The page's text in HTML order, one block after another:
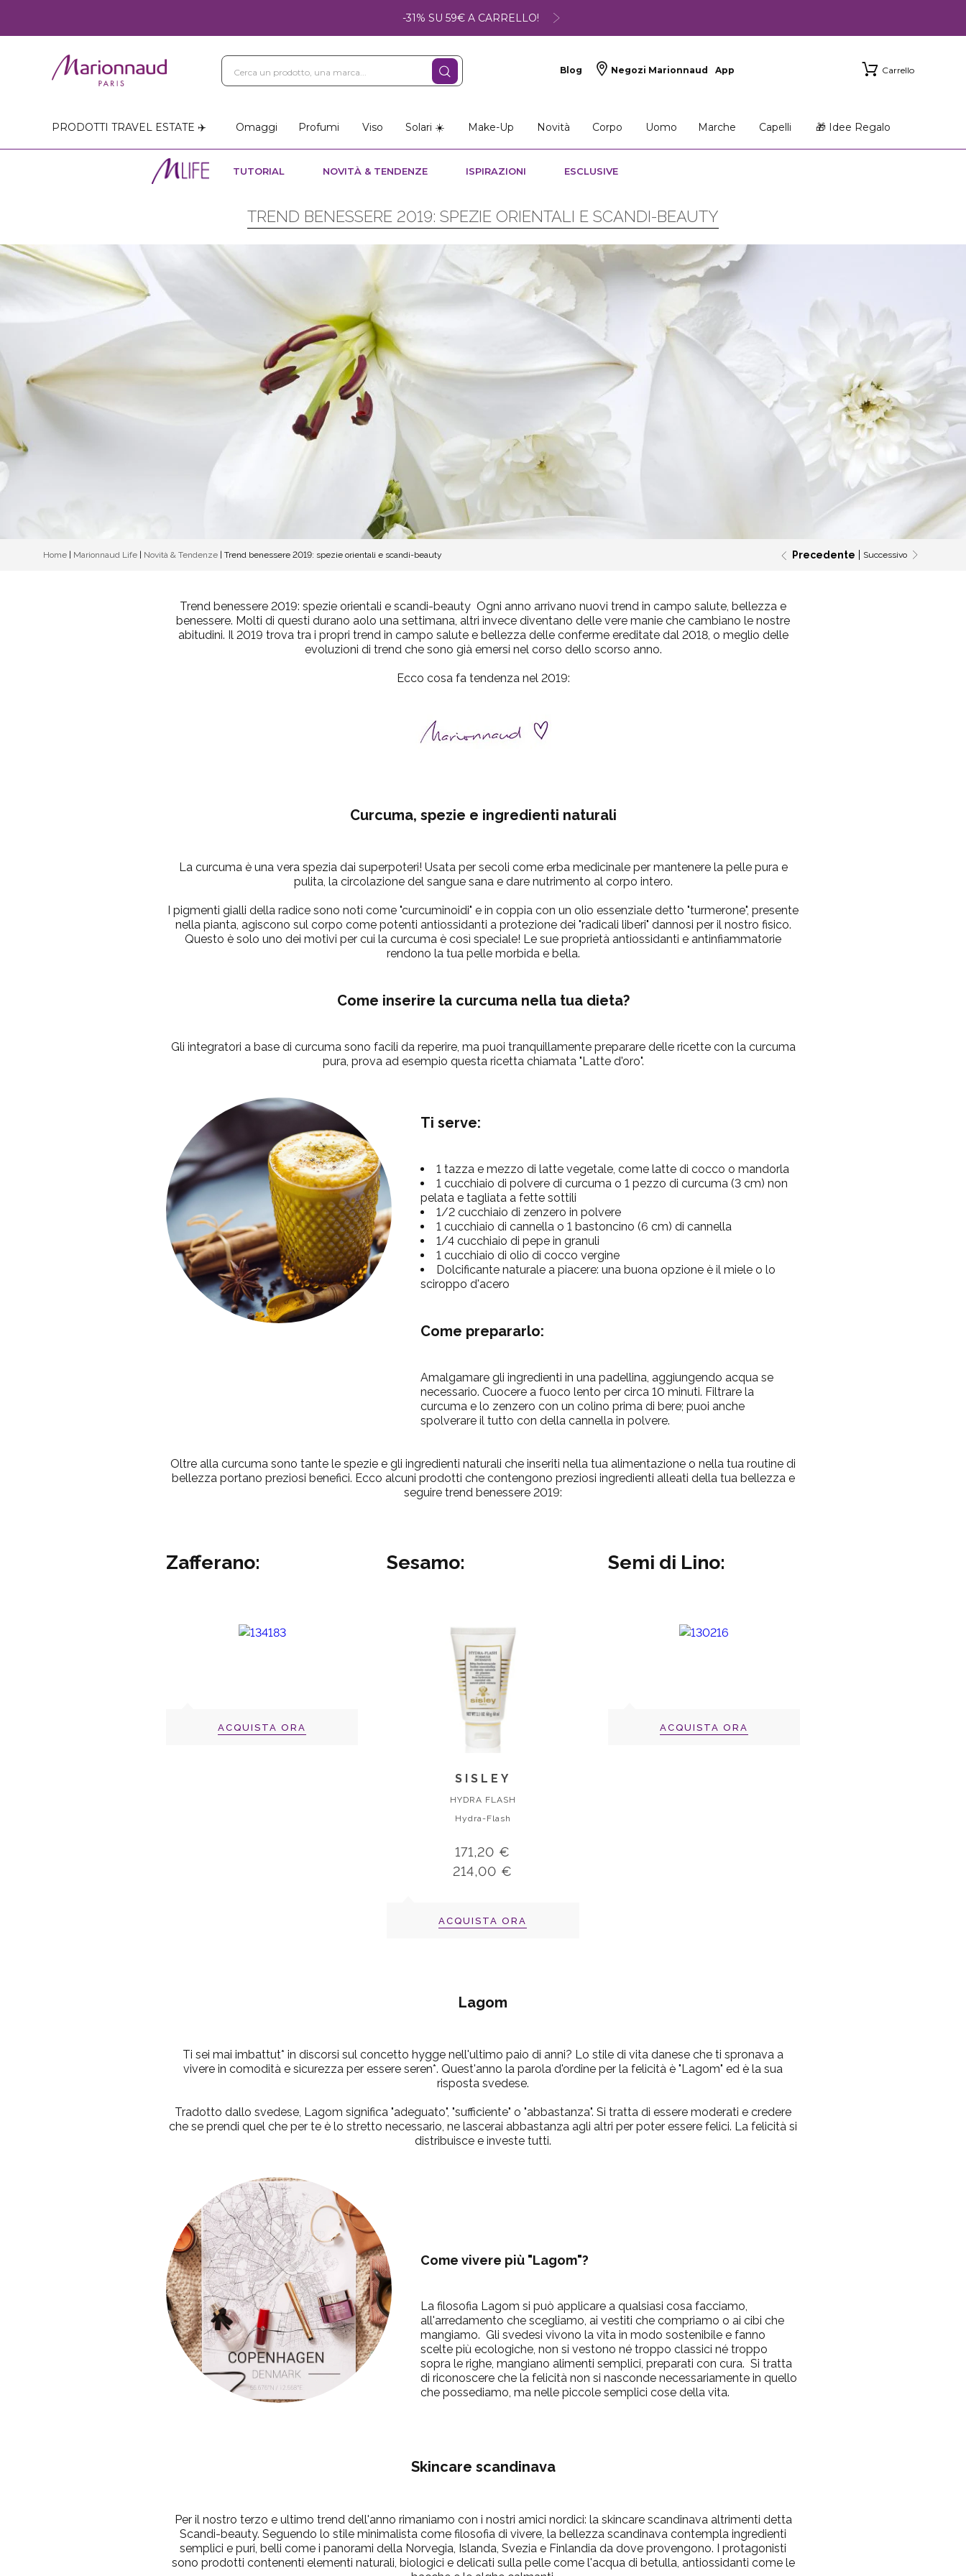
-31% SU 59€ A CARRELLO!
Blog Negozi Marionnaud App Carrello
PRODOTTI TRAVEL ESTATE ✈️ Omaggi Profumi Viso Solari ☀️ Make-Up Novità Corpo Uomo Marche Capelli 🎁 Idee Regalo
TUTORIAL NOVITÀ & TENDENZE ISPIRAZIONI ESCLUSIVE
TREND BENESSERE 2019: SPEZIE ORIENTALI E SCANDI-BEAUTY
Home Marionnaud Life Novità & Tendenze Trend benessere 2019: spezie orientali e scandi-beauty Precedente Successivo
Trend benessere 2019: spezie orientali e scandi-beauty Ogni anno arrivano nuovi trend in campo salute, bellezza e
benessere. Molti di questi durano aolo una settimana, altri invece diventano delle vere manie che cambiano le nostre
abitudini. Il 2019 trova tra i propri trend in campo salute e bellezza delle conferme ereditate dal 2018, o meglio delle
evoluzioni di trend che sono già emersi nel corso dello scorso anno.
Ecco cosa fa tendenza nel 2019:
Curcuma, spezie e ingredienti naturali
La curcuma è una vera spezia dai superpoteri! Usata per secoli come erba medicinale per mantenere la pelle pura e
pulita, la circolazione del sangue sana e dare nutrimento al corpo intero.
I pigmenti gialli della radice sono noti come "curcuminoidi" e in coppia con un olio essenziale detto "turmerone", presente
nella pianta, agiscono sul corpo come potenti antiossidanti a protezione dei "radicali liberi" dannosi per il nostro fisico.
Questo è solo uno dei motivi per cui la curcuma è così speciale! Le sue proprietà antiossidanti e antinfiammatorie
rendono la tua pelle morbida e bella.
Come inserire la curcuma nella tua dieta?
Gli integratori a base di curcuma sono facili da reperire, ma puoi tranquillamente preparare delle ricette con la curcuma
pura, prova ad esempio questa ricetta chiamata "Latte d'oro".
Ti serve:
1 tazza e mezzo di latte vegetale, come latte di cocco o mandorla
1 cucchiaio di polvere di curcuma o 1 pezzo di curcuma (3 cm) non
pelata e tagliata a fette sottili
1/2 cucchiaio di zenzero in polvere
1 cucchiaio di cannella o 1 bastoncino (6 cm) di cannella
1/4 cucchiaio di pepe in granuli
1 cucchiaio di olio di cocco vergine
Dolcificante naturale a piacere: una buona opzione è il miele o lo
sciroppo d'acero
Come prepararlo:
Amalgamare gli ingredienti in una padellina, aggiungendo acqua se
necessario. Cuocere a fuoco lento per circa 10 minuti. Filtrare la
curcuma e lo zenzero con un colino prima di bere; puoi anche
spolverare il tutto con della cannella in polvere.
Oltre alla curcuma sono tante le spezie e gli ingredienti naturali che inseriti nella tua alimentazione o nella tua routine di
bellezza portano preziosi benefici. Ecco alcuni prodotti che contengono preziosi ingredienti alleati della tua bellezza e
seguire trend benessere 2019:
Zafferano:
ACQUISTA ORA
Sesamo:
SISLEY
HYDRA FLASH
Hydra-Flash
171,20 €
214,00 €
ACQUISTA ORA
Semi di Lino:
ACQUISTA ORA
Lagom
Ti sei mai imbattut* in discorsi sul concetto hygge nell'ultimo paio di anni? Lo stile di vita danese che ti spronava a
vivere in comodità e sicurezza per essere seren*. Quest'anno la parola d'ordine per la felicità è " Lagom" ed è la sua
risposta svedese.
Tradotto dallo svedese, Lagom significa "adeguato", "sufficiente" o "abbastanza". Si tratta di essere moderati e credere
che se prendi quel che per te è lo stretto necessario, ne lascerai abbastanza agli altri per poter essere felici. La felicità si
distribuisce e investe tutti.
Come vivere più "Lagom"?
La filosofia Lagom si può applicare a qualsiasi cosa facciamo,
all'arredamento che scegliamo, ai vestiti che compriamo o ai cibi che
mangiamo. Gli svedesi vivono la vita in modo sostenibile e fanno
scelte più ecologiche, non si vestono né troppo classici né troppo
sopra le righe, mangiano alimenti semplici, preparati con cura. Si tratta
di riconoscere che la felicità non si nasconde necessariamente in quello
che possediamo, ma nelle piccole semplici cose della vita.
Skincare scandinava
Per il nostro terzo e ultimo trend dell'anno rimaniamo con i nostri amici nordici: la skincare scandinava altrimenti detta
Scandi-beauty. Seguendo lo stile minimalista come filosofia di vivere, la bellezza scandinava contempla ingredienti
semplici e puri, belli come i panorami della Norvegia, Islanda, Svezia e Finlandia da dove provengono. I protagonisti
sono prodotti contenenti elementi naturali, biologici e delicati sulla pelle come l'acqua di betulla, antiossidanti come le